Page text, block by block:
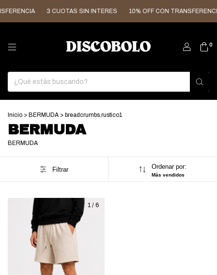
3 CUOTAS SIN INTERES 10% OFF CON
0
Inicio > BERMUDA > breadcrumbs.rustico1
BERMUDA
BERMUDA
Filtrar Ordenar por:
Más vendidos
1 / 6